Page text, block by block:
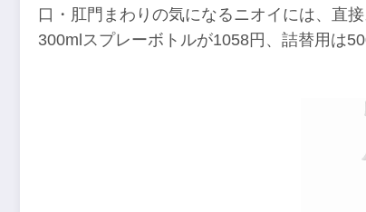
口・肛門まわりの気になるニオイには、直
300mlスプレーボトルが1058円、詰替用は